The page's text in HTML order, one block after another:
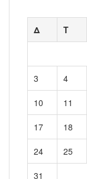
Δ
Τ
3 4
10 11
17 18
24 25
31